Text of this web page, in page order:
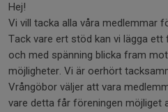
Hej!
Vi vill tacka alla våra medlemmar
Tack vare ert stöd kan vi lägga
och med spänning blicka fram
möjligheter. Vi är oerhört
Vrångöbor väljer att vara
vare detta får föreningen möjliget